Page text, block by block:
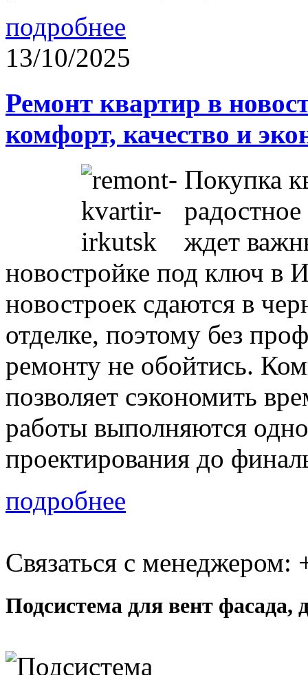
подробнее
13/10/2025
Ремонт квартир в
комфорт, качество и
Покупка
ждет
новостройке под ключ в
новостроек сдаются в
отделке, поэтому без
ремонту не обойтись.
позволяет сэкономить
работы выполняются
проектирования до
подробнее
Связаться с менеджером:
Подсистема для вент фасада,